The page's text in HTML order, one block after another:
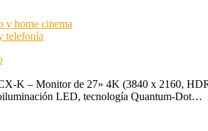
y home cinema
telefonía
K – Monitor de 27» 4K (3840 x 2160,
LED, tecnología Quantum-Dot…